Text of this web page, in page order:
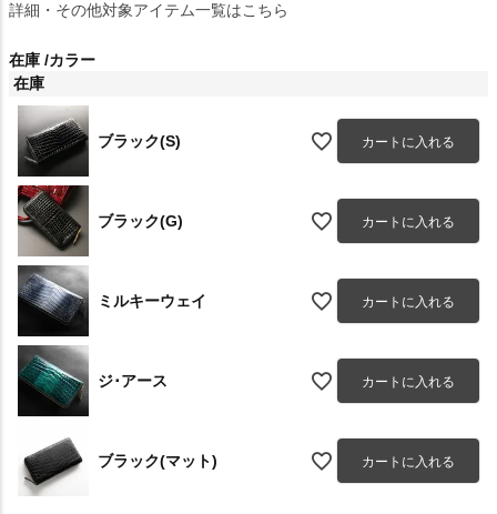
詳細・その他対象アイテム一覧はこちら
在庫 カラー
在庫
ブラック(S) カートに入れる
ブラック(G) カートに入れる
ミルキーウェイ カートに入れる
ジ･アース カートに入れる
ブラック(マット) カートに入れる